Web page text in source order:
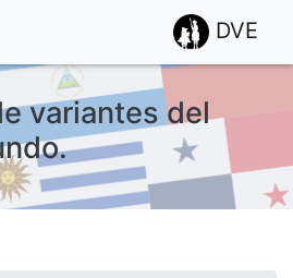
DVE
variantes del